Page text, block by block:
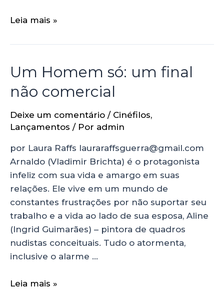
Leia mais »
Um Homem só: um final
não comercial
Deixe um comentário / Cinéfilos,
Lançamentos / Por admin
por Laura Raffs lauraraffsguerra@gmail.com
Arnaldo (Vladimir Brichta) é o protagonista
infeliz com sua vida e amargo em suas
relações. Ele vive em um mundo de
constantes frustrações por não suportar seu
trabalho e a vida ao lado de sua esposa, Aline
(Ingrid Guimarães) – pintora de quadros
nudistas conceituais. Tudo o atormenta,
inclusive o alarme …
Leia mais »